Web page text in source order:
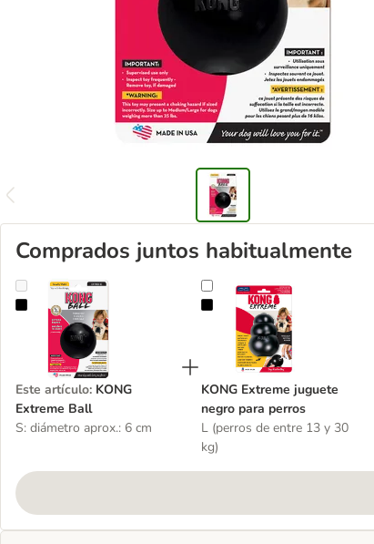
Comprados juntos habitualmente
KONG Extreme Ball
Este artículo: KONG
Extreme Ball
S: diámetro aprox.: 6 cm
KONG Extreme juguete
KONG Extreme juguete
negro para perros
L (perros de entre 13 y 30
kg)